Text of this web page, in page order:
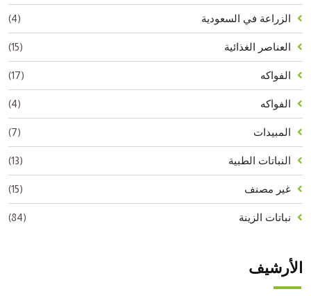
الزراعة في السعودية (4)
العناصر الغذائية (15)
الفواكه (17)
الفواكه (4)
المبيدات (7)
النباتات الطبية (13)
غير مصنف (15)
نباتات الزينة (84)
الأرشيف